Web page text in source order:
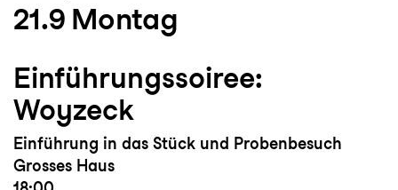
21.9 Montag
Einführungssoiree:
Woyzeck
Einführung in das Stück und Probenbesuch
Grosses Haus